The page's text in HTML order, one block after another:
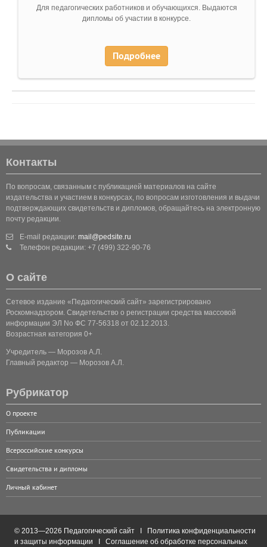
Для педагогических работников и обучающихся. Выдаются
дипломы об участии в конкурсе.
Подробнее
Контакты
По вопросам, связанным с публикацией материалов на сайте
издательства и участием в конкурсах, по вопросам изготовления и выдачи
подтверждающих свидетельств и дипломов, обращайтесь на электронную
почту редакции.
E-mail редакции: mail@pedsite.ru
Телефон редакции: +7 (499) 322-90-76
О сайте
Сетевое издание «Педагогический сайт» зарегистрировано
Роскомнадзором. Свидетельство о регистрации средства массовой
информации ЭЛ No ФС 77-56318 от 02.12.2013.
Возрастная категория 0+
Учредитель — Морозов А.Л.
Главный редактор — Морозов А.Л.
Рубрикатор
О проекте
Публикации
Всероссийские конкурсы
Свидетельства и дипломы
Личный кабинет
© 2013—2026 Педагогический сайт I
Политика конфиденциальности
и защиты информации
Соглашение об обработке персональных